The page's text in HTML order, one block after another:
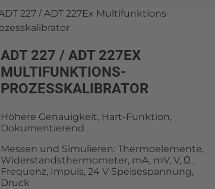
ADT 227 / ADT 227EX
MULTIFUNKTIONS-
PROZESSKALIBRATOR
Höhere Genauigkeit, Hart-Funktion,
Dokumentierend
Messen und Simulieren: Thermoelemente,
Widerstandsthermometer, mA, mV, V, Ω ,
Frequenz, Impuls, 24 V Speisespannung,
Druck